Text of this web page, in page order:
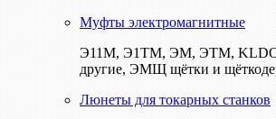
Муфты электромагнитные
Э11М, Э1ТМ, ЭМ, ЭТМ,
другие, ЭМЩ щётки и
Люнеты для токарных станков